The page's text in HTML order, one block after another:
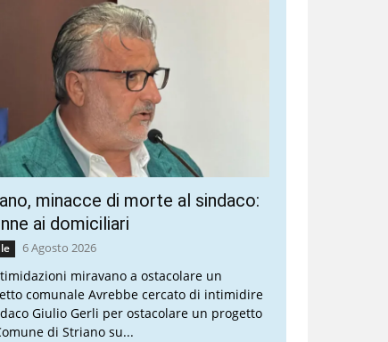
minacce di morte al sindaco:
ai domiciliari
6 Agosto 2026
miravano a ostacolare un
comunale Avrebbe cercato di intimidire
Giulio Gerli per ostacolare un progetto
di Striano su...